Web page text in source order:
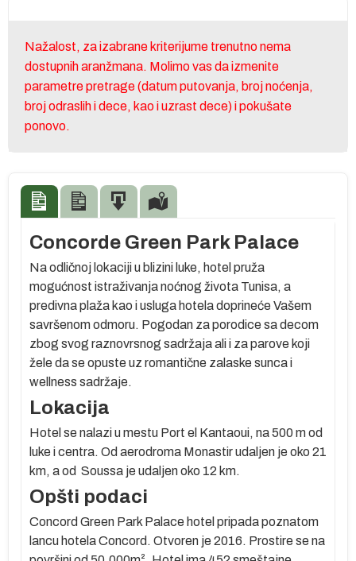
Nažalost, za izabrane kriterijume trenutno nema
dostupnih aranžmana. Molimo vas da izmenite
parametre pretrage (datum putovanja, broj noćenja,
broj odraslih i dece, kao i uzrast dece) i pokušate
ponovo.
Concorde Green Park Palace
Na odličnoj lokaciji u blizini luke, hotel pruža
mogućnost istraživanja noćnog života Tunisa, a
predivna plaža kao i usluga hotela doprineće Vašem
savršenom odmoru. Pogodan za porodice sa decom
zbog svog raznovrsnog sadržaja ali i za parove koji
žele da se opuste uz romantične zalaske sunca i
wellness sadržaje.
Lokacija
Hotel se nalazi u mestu Port el Kantaoui, na 500 m od
luke i centra. Od aerodroma Monastir udaljen je oko 21
km, a od Soussa je udaljen oko 12 km.
Opšti podaci
Concord Green Park Palace hotel pripada poznatom
lancu hotela Concord. Otvoren je 2016. Prostire se na